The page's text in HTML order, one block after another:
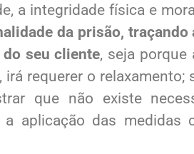
a integridade física e
da prisão,
seu cliente, seja porque
irá requerer o
que não existe
a aplicação das